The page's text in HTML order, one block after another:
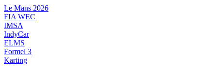
Videre
til
indhold
Le Mans 2026
FIA WEC
IMSA
IndyCar
ELMS
Formel 3
Karting